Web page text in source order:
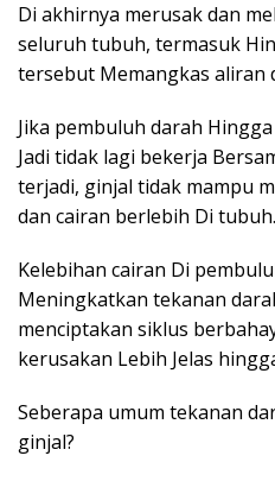
Di akhirnya merusak dan
seluruh tubuh, termasuk
tersebut Memangkas aliran
Jika pembuluh darah
Jadi tidak lagi bekerja
terjadi, ginjal tidak mampu
dan cairan berlebih Di tubuh.
Kelebihan cairan Di
Meningkatkan tekanan
menciptakan siklus
kerusakan Lebih Jelas
Seberapa umum tekanan
ginjal?